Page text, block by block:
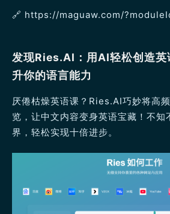
🔗 https://maguaw.com/
发现Ries.AI：用AI轻松创造英
升你的语言能力
厌倦枯燥英语课？Ries.AI巧妙将高
览，让中文内容变身英语宝藏！不知
界，轻松实现十倍进步。